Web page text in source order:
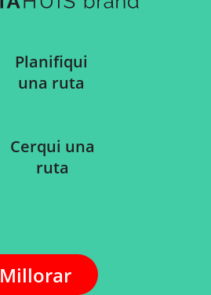
Planifiqui
una ruta
Cerqui una
ruta
Millorar